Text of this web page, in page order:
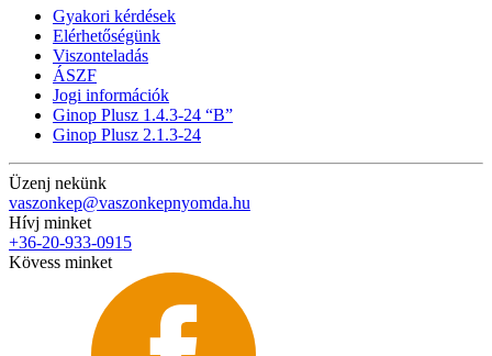
Gyakori kérdések
Elérhetőségünk
Viszonteladás
ÁSZF
Jogi információk
Ginop Plusz 1.4.3-24 “B”
Ginop Plusz 2.1.3-24
Üzenj nekünk
vaszonkep@vaszonkepnyomda.hu
Hívj minket
+36-20-933-0915
Kövess minket